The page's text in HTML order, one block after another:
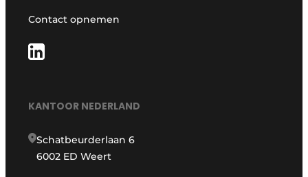
Contact opnemen
KANTOOR NEDERLAND
Schatbeurderlaan 6
6002 ED Weert